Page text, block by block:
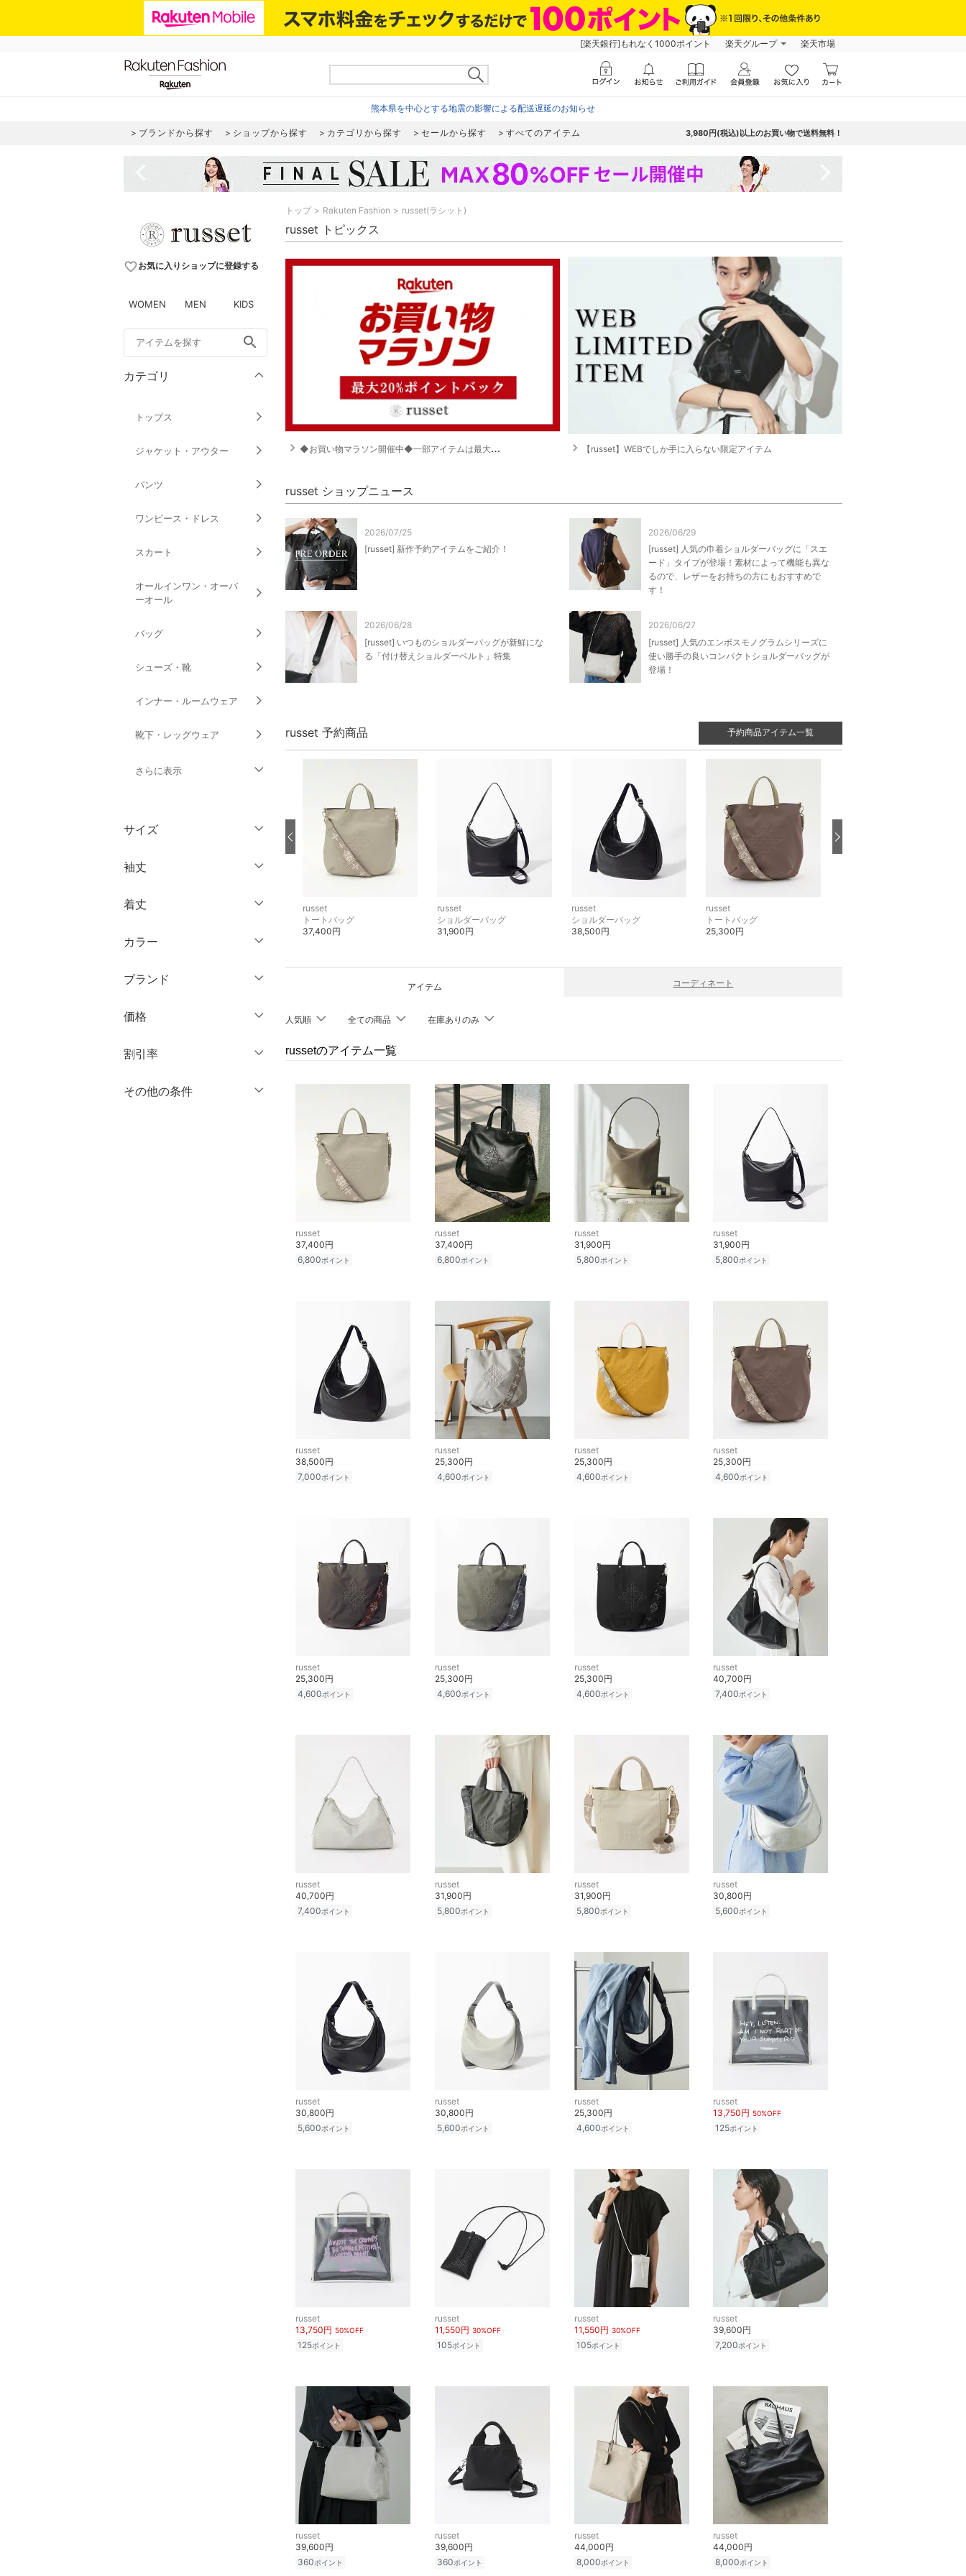
[楽天銀行]もれなく1000ポイント 楽天グループ 楽天市場
熊本県を中心とする地震の影響による配送遅延のお知らせ
ブランドから探す ショップから探す カテゴリから探す セールから探す すべてのアイテム 3,980円(税込)以上のお買い物で送料無料！
favorite_borderお気に入りショップに登録する
WOMEN MEN KIDS
search
カテゴリ
トップス
ジャケット・アウター
パンツ
ワンピース・ドレス
スカート
オールインワン・オーバ
ーオール
バッグ
シューズ・靴
インナー・ルームウェア
靴下・レッグウェア
さらに表示
アクセサリー・腕時計
財布・ポーチ・ケース
帽子
ヘアアクセサリー
マタニティウェア・ベビ
ー用品
スーツ・フォーマル
水着・スイムグッズ
着物・浴衣・和装小物
サイズ
ウェア（S/M/L）
M
XL
袖丈
ノースリーブ
半袖
長袖
着丈
ショート丈
ミドル丈
カラー
クリア
ブランド
価格
絞り込み
割引率
％OFF～ ％OFF
その他の条件
トップ Rakuten Fashion russet(ラシット)
russet トピックス
navigate_next ◆お買い物マラソン開催中◆一部アイテムは最大20%ポイントバック！ navigate_next 【russet】WEBでしか手に入らない限定アイテム
russet ショップニュース
2026/07/25
[russet] 新作予約アイテムをご紹介！
2026/06/29
[russet] 人気の巾着ショルダーバッグに「スエ
ード」タイプが登場！素材によって機能も異な
るので、レザーをお持ちの方にもおすすめで
す！
2026/06/28
[russet] いつものショルダーバッグが新鮮にな
る「付け替えショルダーベルト」特集
2026/06/27
[russet] 人気のエンボスモノグラムシリーズに
使い勝手の良いコンパクトショルダーバッグが
登場！
russet 予約商品 予約商品アイテム一覧
russet
トートバッグ
37,400円
russet
ショルダーバッグ
31,900円
russet
ショルダーバッグ
38,500円
russet
トートバッグ
25,300円
アイテム コーディネート
人気順 全ての商品 在庫ありのみ
russetのアイテム一覧
russet
37,400円
6,800ポイント
russet
37,400円
6,800ポイント
russet
31,900円
5,800ポイント
russet
31,900円
5,800ポイント
russet
38,500円
7,000ポイント
russet
25,300円
4,600ポイント
russet
25,300円
4,600ポイント
russet
25,300円
4,600ポイント
russet
25,300円
4,600ポイント
russet
25,300円
4,600ポイント
russet
25,300円
4,600ポイント
russet
40,700円
7,400ポイント
russet
40,700円
7,400ポイント
russet
31,900円
5,800ポイント
russet
31,900円
5,800ポイント
russet
30,800円
5,600ポイント
russet
30,800円
5,600ポイント
russet
30,800円
5,600ポイント
russet
25,300円
4,600ポイント
russet
13,750円 50%OFF
125ポイント
russet
13,750円 50%OFF
125ポイント
russet
11,550円 30%OFF
105ポイント
russet
11,550円 30%OFF
105ポイント
russet
39,600円
7,200ポイント
russet
39,600円
360ポイント
russet
39,600円
360ポイント
russet
44,000円
8,000ポイント
russet
44,000円
8,000ポイント